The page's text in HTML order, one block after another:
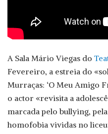
A Sala Mário Viegas do
Fevereiro, a estreia do
Murraças: ‘O Meu Amigo
o actor «revisita a
marcada pelo bullying,
homofobia vividas no